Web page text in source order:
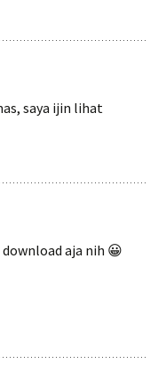
saya ijin lihat
download aja nih 😀